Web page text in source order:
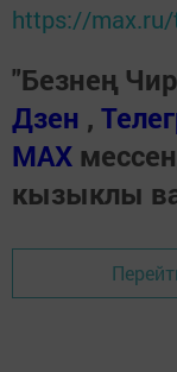
https://
"Безнең
Дзен ,
МАХ
кызыклы